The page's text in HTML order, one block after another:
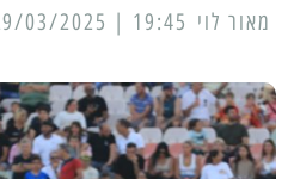
מאור לוי 19:45 | 29/03/2025